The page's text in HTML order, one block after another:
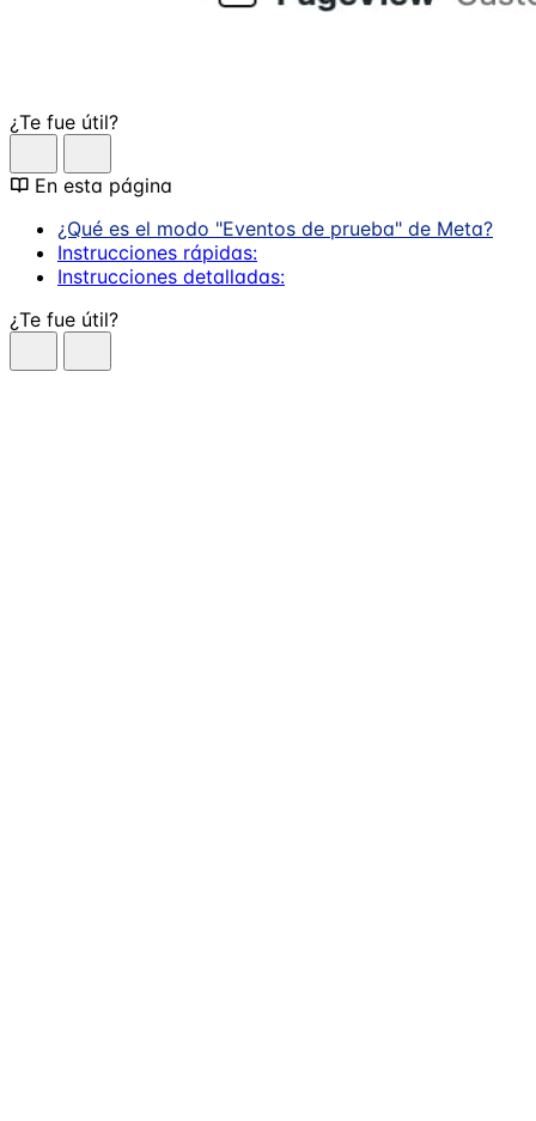
¿Te fue útil?
En esta página
¿Qué es el modo "Eventos de prueba" de Meta?
Instrucciones rápidas:
Instrucciones detalladas:
¿Te fue útil?